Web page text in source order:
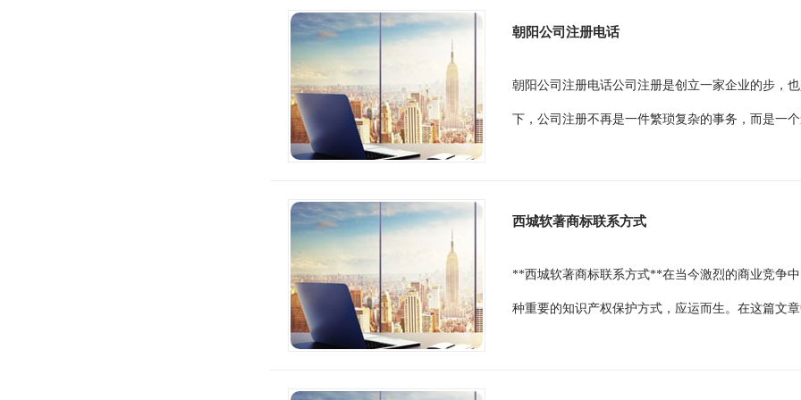
朝阳公司注册电话
朝阳公司注册电话公司注册是创立一家企业的步，
下，公司注册不再是一件繁琐复杂的事务，而是一
西城软著商标联系方式
**西城软著商标联系方式**在当今激烈的商业竞争
种重要的知识产权保护方式，应运而生。在这篇文